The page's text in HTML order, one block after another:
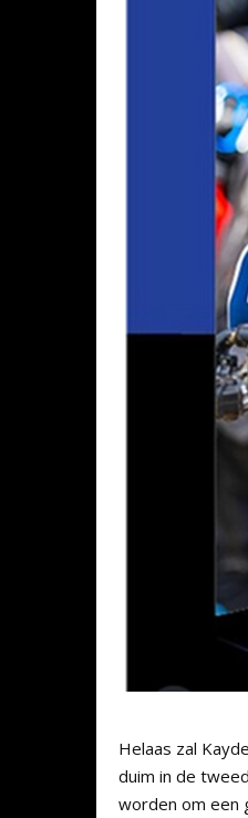
Helaas zal
duim in de
worden om een